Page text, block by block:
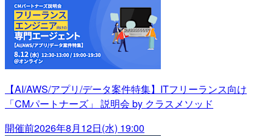
【AI/AWS/アプリ/データ案件特集】ITフリーランス向け
「CMパートナーズ」 説明会 by クラスメソッド
開催前2026年8月12日(水) 19:00